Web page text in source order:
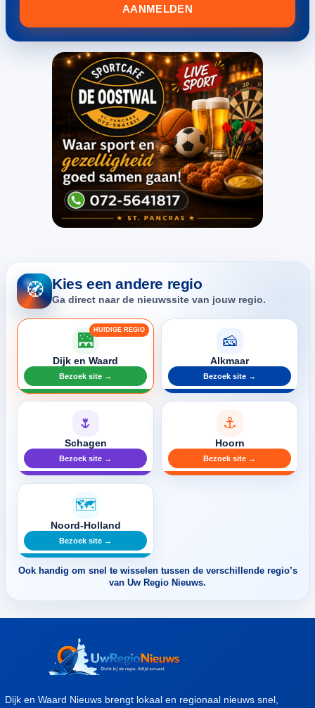
AANMELDEN
🧭 Kies een andere regio
Ga direct naar de nieuwssite van jouw regio.
🌉
Dijk en Waard
Bezoek site →
🧀
Alkmaar
Bezoek site →
🌷
Schagen
Bezoek site →
⚓
Hoorn
Bezoek site →
🗺️
Noord-Holland
Bezoek site →
Ook handig om snel te wisselen tussen de verschillende regio’s
van Uw Regio Nieuws.
Dijk en Waard Nieuws brengt lokaal en regionaal nieuws snel,